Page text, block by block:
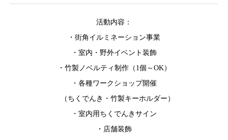
活動内容：
・街角イルミネーション事業
・室内・野外イベント装飾
・竹製ノベルティ制作（1個～OK）
・各種ワークショップ開催
（ちくでんき・竹製キーホルダー）
・室内用ちくでんきサイン
・店舗装飾